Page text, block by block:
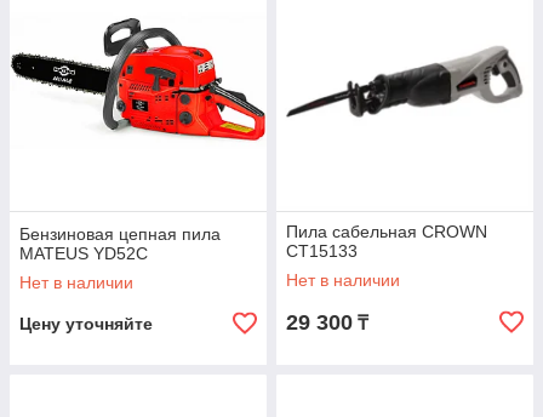
Бензиновая цепная пила
MATEUS YD52C
Нет в наличии
Цену уточняйте
Пила сабельная CROWN
CT15133
Нет в наличии
29 300 ₸